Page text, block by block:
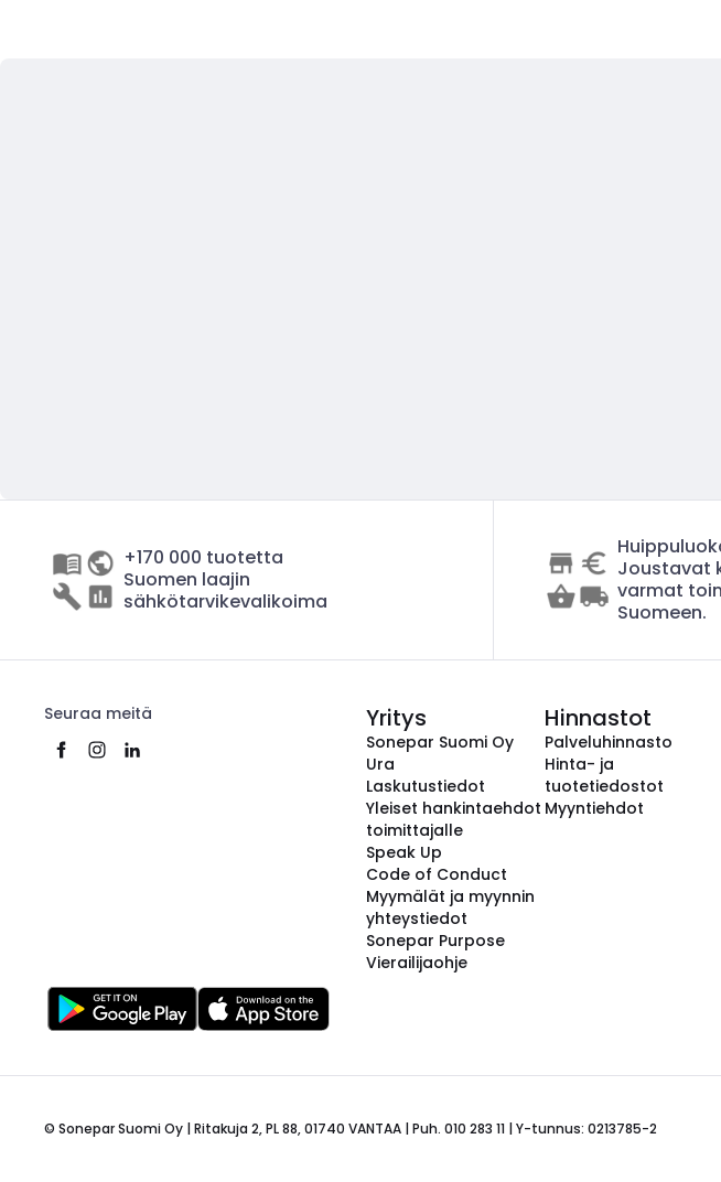
+170 000 tuotetta
Suomen laajin
sähkötarvikevalikoima
Joustavat
varmat
Suomeen.
Seuraa meitä Yritys
Sonepar Suomi Oy
Ura
Laskutustiedot
Yleiset hankintaehdot
toimittajalle
Speak Up
Code of Conduct
Myymälät ja myynnin
yhteystiedot
Sonepar Purpose
Vierailijaohje
Hinnastot
Palveluhinnasto
Hinta- ja
tuotetiedostot
Myyntiehdot
© Sonepar Suomi Oy | Ritakuja 2, PL 88, 01740 VANTAA | Puh. 010 283 11 | Y-tunnus: 0213785-2